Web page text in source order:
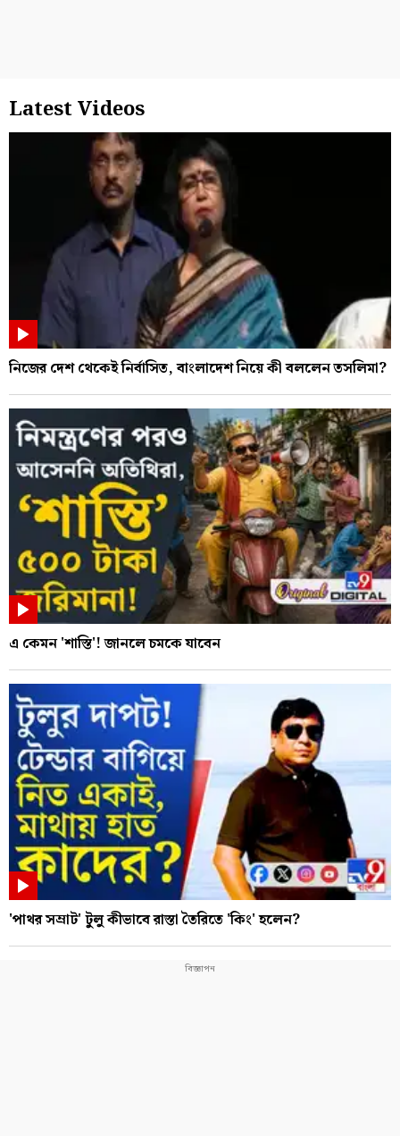
Latest Videos
নিজের দেশ থেকেই নির্বাসিত, বাংলাদেশ নিয়ে কী বললেন তসলিমা?
এ কেমন 'শাস্তি'! জানলে চমকে যাবেন
'পাথর সম্রাট' টুলু কীভাবে রাস্তা তৈরিতে 'কিং' হলেন?